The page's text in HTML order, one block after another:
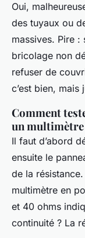
Oui,
des tuyaux ou
massives. Pire :
bricolage non
refuser de
c’est bien, mais
Comment
un multimètre
Il faut d’abord
ensuite le
de la
multimètre en
et 40 ohms
continuité ? La